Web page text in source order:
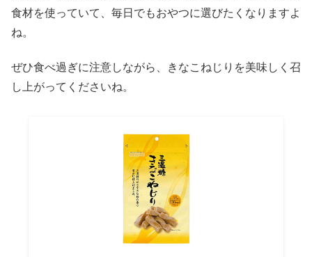
食材を使っていて、毎日でもおやつに選びたくなりますよ
ね。
ぜひ食べ過ぎに注意しながら、きなこねじりを美味しく召
し上がってくださいね。